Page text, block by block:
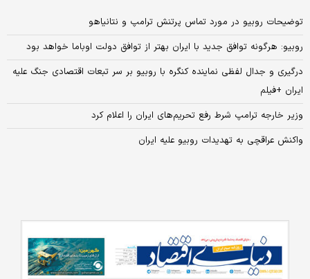
توضیحات روبیو در مورد تماس پرتنش ترامپ و نتانیاهو
روبیو: هرگونه توافق جدید با ایران بهتر از توافق دولت اوباما خواهد بود
درگیری و جدال لفظی نماینده کنگره با روبیو بر سر تبعات اقتصادی جنگ علیه
ایران +فیلم
وزیر خارجه ترامپ شرط رفع تحریم‌های ایران را اعلام کرد
واکنش عراقچی به تهدیدات روبیو علیه ایران